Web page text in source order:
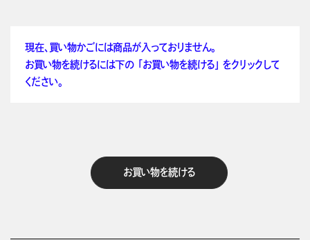
現在、買い物かごには商品が入っておりません。
お買い物を続けるには下の 「お買い物を続ける」 をクリックして
ください。
お買い物を続ける